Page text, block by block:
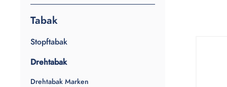
Tabak
Stopftabak
Drehtabak
Drehtabak Marken